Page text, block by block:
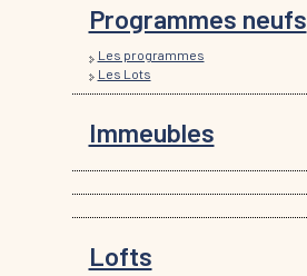
Programmes neufs
Les programmes
Les Lots
Immeubles
Lofts